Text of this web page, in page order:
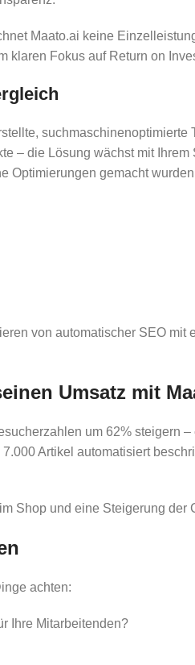
Maato.ai keine
klaren Fokus auf Return on
– die Lösung wächst mit Ihrem
Optimierungen gemacht
von automatischer SEO
Umsatz mit
um 62% steigern
Artikel automatisiert
Shop und eine Steigerung der
achten:
Ihre Mitarbeitenden?